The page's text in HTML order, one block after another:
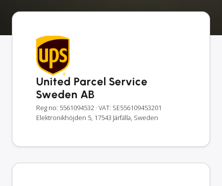
United Parcel Service
Sweden AB
Reg no: 5561094532 · VAT: SE556109453201
Elektronikhöjden 5, 17543 Järfälla, Sweden